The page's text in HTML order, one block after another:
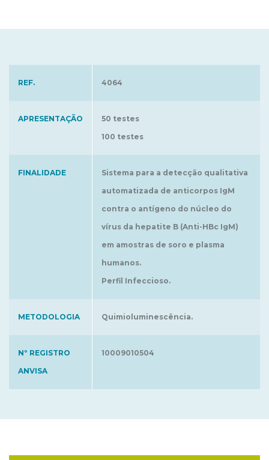
REF. 4064
APRESENTAÇÃO
50 testes
100 testes
FINALIDADE
Sistema para a detecção qualitativa
automatizada de anticorpos IgM
contra o antígeno do núcleo do
vírus da hepatite B (Anti-HBc IgM)
em amostras de soro e plasma
humanos.
Perfil Infeccioso.
METODOLOGIA Quimioluminescência.
Nº REGISTRO
ANVISA
10009010504